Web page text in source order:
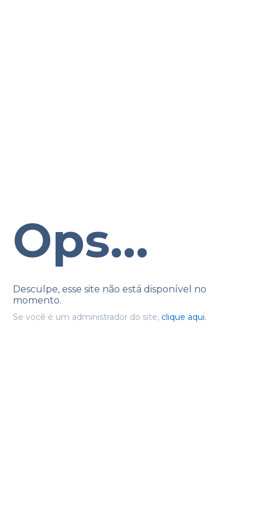
Ops...
Desculpe, esse site não está disponível no
momento.
Se você é um administrador do site, clique aqui.